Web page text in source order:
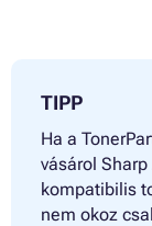
TIPP
Ha a
vásárol
kompatibilis
nem okoz